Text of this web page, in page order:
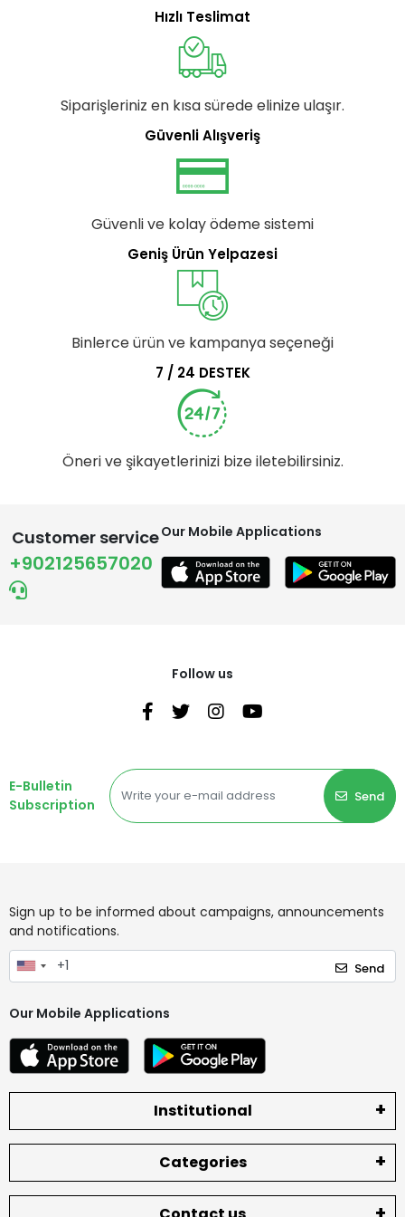
Hızlı Teslimat
Siparişleriniz en kısa sürede elinize ulaşır.
Güvenli Alışveriş
Güvenli ve kolay ödeme sistemi
Geniş Ürün Yelpazesi
Binlerce ürün ve kampanya seçeneği
7 / 24 DESTEK
Öneri ve şikayetlerinizi bize iletebilirsiniz.
Customer service
+902125657020
Our Mobile Applications
Follow us
E-Bulletin
Subscription
Send
Sign up to be informed about campaigns, announcements
and notifications.
Send
Our Mobile Applications
Institutional
Categories